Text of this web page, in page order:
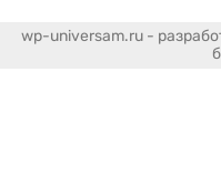
wp-universam.ru -